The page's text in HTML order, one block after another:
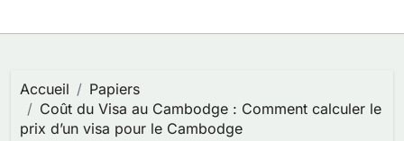
Accueil
Papiers
Coût du Visa au Cambodge : Comment calculer le
prix d’un visa pour le Cambodge